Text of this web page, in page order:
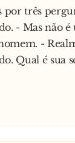
já ligou três
seu
– é
por três
- Mas não
-
Qual é sua